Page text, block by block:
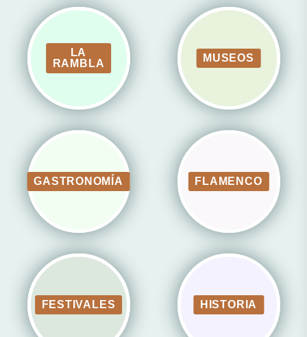
LA
RAMBLA
MUSEOS
GASTRONOMÍA FLAMENCO
FESTIVALES HISTORIA